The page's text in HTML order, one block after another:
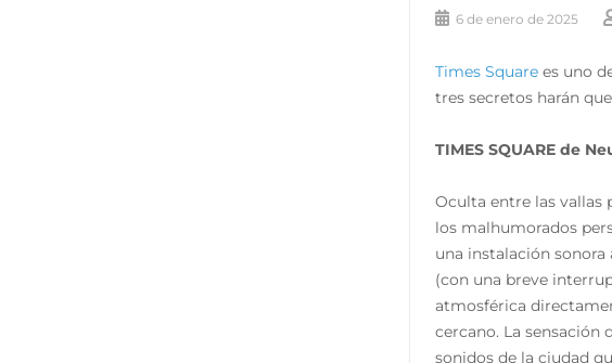
6 de enero de 2025
Times Square es uno
tres secretos harán
TIMES SQUARE de
Oculta entre las vallas
los malhumorados
una instalación sonora
(con una breve
atmosférica
cercano. La sensación
sonidos de la ciudad